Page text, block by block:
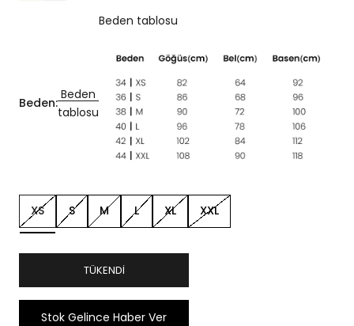
Beden:
Beden
tablosu
Beden tablosu
XS S M L XL XXL
TÜKENDI
Stok Gelince Haber Ver